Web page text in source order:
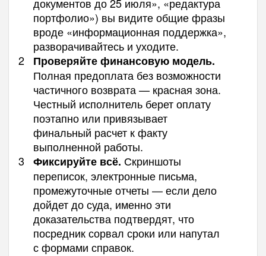
портфолио») вы видите общие фразы
вроде «информационная поддержка»,
разворачивайтесь и уходите.
Проверяйте финансовую модель.
Полная предоплата без возможности
частичного возврата — красная зона.
Честный исполнитель берет оплату
поэтапно или привязывает
финальный расчет к факту
выполненной работы.
Фиксируйте всё. Скриншоты
переписок, электронные письма,
промежуточные отчеты — если дело
дойдет до суда, именно эти
доказательства подтвердят, что
посредник сорвал сроки или напутал
с формами справок.